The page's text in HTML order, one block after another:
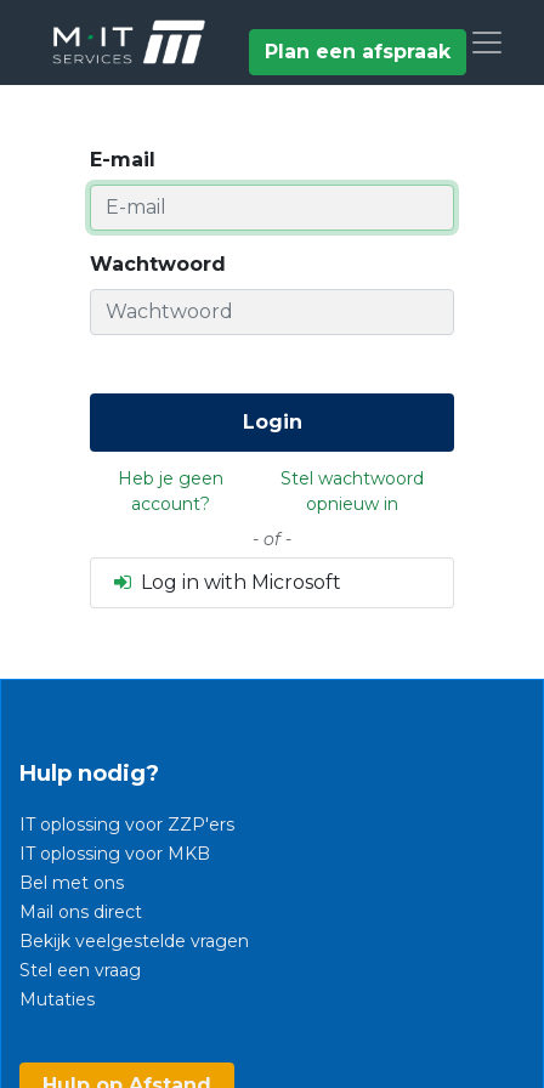
Plan een afspraak
E-mail
Wachtwoord
Login
Heb je geen
account?
Stel wachtwoord
opnieuw in
- of -
Log in with Microsoft
Hulp nodig?
IT oplossing voor ZZP'ers
IT oplossing voor MKB
Bel met ons
Mail ons direct
Bekijk veelgestelde vragen
Stel een vraag
Mutaties​